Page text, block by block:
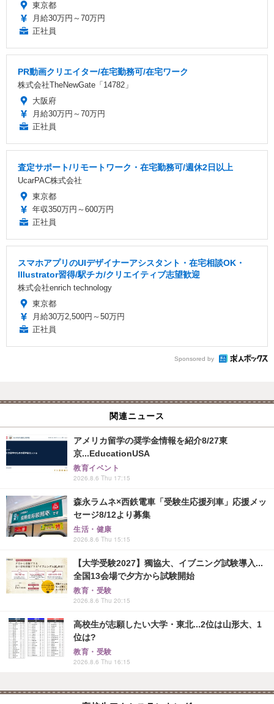
東京都
月給30万円～70万円
正社員
PR動画クリエイター/在宅勤務可/在宅ワーク
株式会社TheNewGate「14782」
大阪府
月給30万円～70万円
正社員
査定サポート/リモートワーク・在宅勤務可/週休2日以上
UcarPAC株式会社
東京都
年収350万円～600万円
正社員
スマホアプリのUIデザイナーアシスタント・在宅相談OK・
Illustrator習得/駅チカ/クリエイティブ志望歓迎
株式会社enrich technology
東京都
月給30万2,500円～50万円
正社員
Sponsored by
関連ニュース
アメリカ留学の奨学金情報を紹介8/27東
京...EducationUSA
教育イベント
2026.8.6 Thu 17:15
森永ラムネ×西鉄電車「受験生応援列車」応援メッ
セージ8/12より募集
生活・健康
2026.8.6 Thu 15:15
【大学受験2027】獨協大、イブニング試験導入...
全国13会場で夕方から試験開始
教育・受験
2026.8.6 Thu 20:15
高校生が志願したい大学・東北...2位は山形大、1
位は?
教育・受験
2026.8.6 Thu 16:15